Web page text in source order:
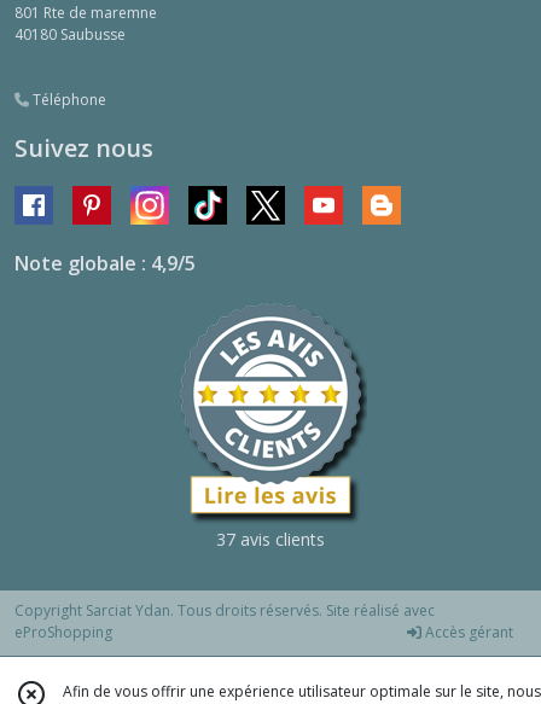
801 Rte de maremne
40180 Saubusse
Téléphone
Suivez nous
Note globale : 4,9/5
37 avis clients
Copyright Sarciat Ydan. Tous droits réservés. Site réalisé avec
eProShopping
Accès gérant
Afin de vous offrir une expérience utilisateur optimale sur le site, nous